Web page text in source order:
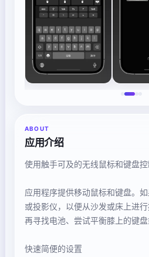
ABOUT
应用介绍
使用触手可及的无线鼠标和键盘控
应用程序提供移动鼠标和键盘。
或投影仪，以便从沙发或床上进
再寻找电池、尝试平衡膝上的键盘
快速简便的设置